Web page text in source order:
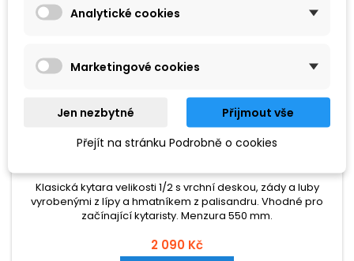
CLASSIC CANTABILE
CLASSIC CANTABILE AS-851 - 1/2
Klasická kytara velikosti 1/2 s vrchní deskou, zády a luby
vyrobenými z lípy a hmatníkem z palisandru. Vhodné pro
začínající kytaristy. Menzura 550 mm.
2 090 Kč
Analytické cookies
Marketingové cookies
Jen nezbytné
Přijmout vše
Přejít na stránku Podrobně o cookies